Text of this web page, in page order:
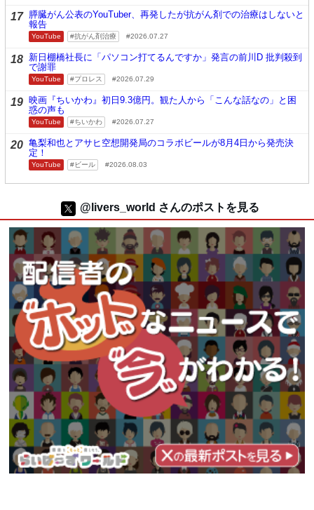
17 膵臓がん公表のYouTuber、再発したが抗がん剤での治療はしないと
報告
YouTube 抗がん剤治療 2026.07.27
18 新日棚橋社長に「パソコン打てるんですか」発言の前川D 批判殺到
で謝罪
YouTube プロレス 2026.07.29
19 映画『ちいかわ』初日9.3億円。観た人から「こんな話なの」と困
惑の声も
YouTube ちいかわ 2026.07.27
20 亀梨和也とアサヒ空想開発局のコラボビールが8月4日から発売決
定！
YouTube ビール 2026.08.03
@livers_world さんのポストを見る